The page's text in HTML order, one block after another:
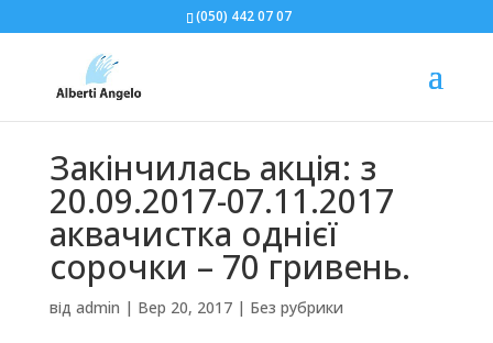
(050) 442 07 07
Закінчилась акція: з
20.09.2017-07.11.2017
аквачистка однієї
сорочки – 70 гривень.
від admin | Вер 20, 2017| Без рубрики